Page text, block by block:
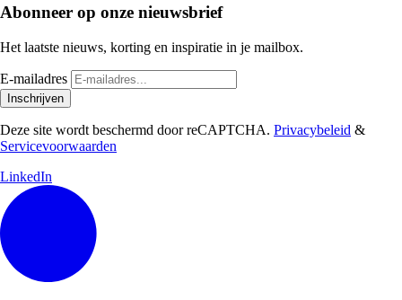
Abonneer op onze nieuwsbrief
Het laatste nieuws, korting en inspiratie in je mailbox.
E-mailadres
Inschrijven
Deze site wordt beschermd door reCAPTCHA. Privacybeleid &
Servicevoorwaarden
LinkedIn